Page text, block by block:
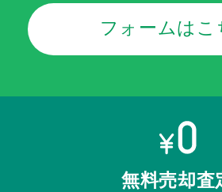
フォームはこ
無料売却査